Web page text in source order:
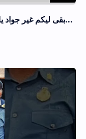
بقى ليكم غير جواد يا اولاد الرائعات؟ تا فين غادين بهاذ الزريبة...